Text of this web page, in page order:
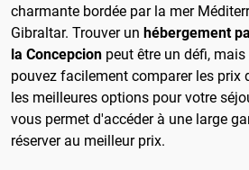
charmante bordée par la mer
Gibraltar. Trouver un hébergement
la Concepcion peut être un défi,
pouvez facilement comparer les prix
les meilleures options pour votre
vous permet d'accéder à une large
réserver au meilleur prix.